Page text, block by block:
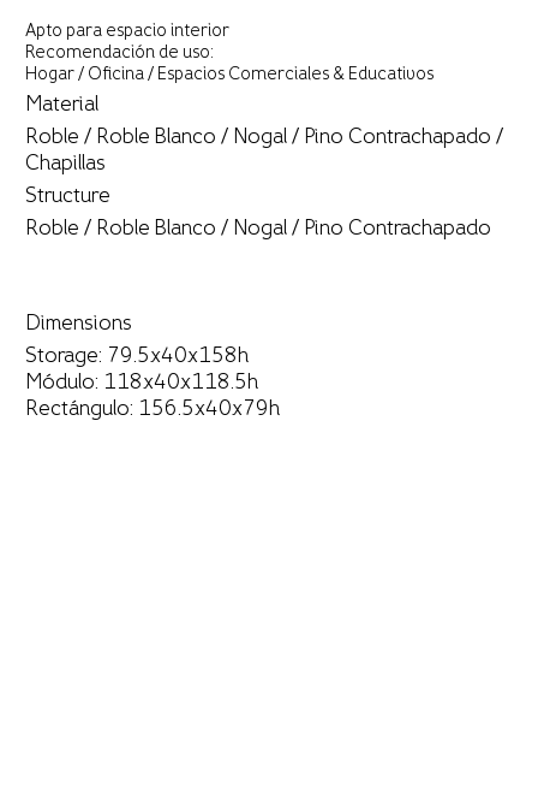
Apto para espacio interior
Recomendación de uso:
Hogar / Oficina / Espacios Comerciales & Educativos
Material
Roble / Roble Blanco / Nogal / Pino Contrachapado /
Chapillas
Structure
Roble / Roble Blanco / Nogal / Pino Contrachapado
Dimensions
Storage: 79.5x40x158h
Módulo: 118x40x118.5h
Rectángulo: 156.5x40x79h